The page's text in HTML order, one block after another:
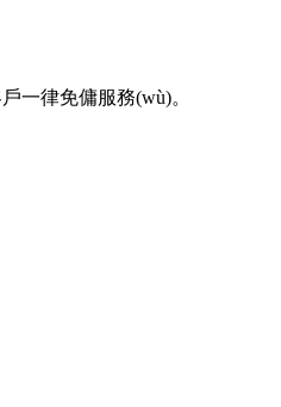
戶一律免傭服務(wù)。